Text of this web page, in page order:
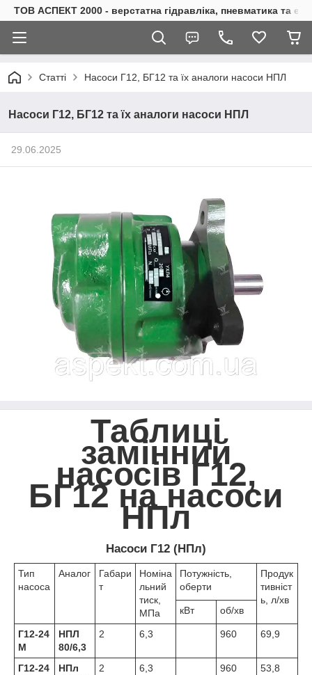
ТОВ АСПЕКТ 2000 - верстатна гідравліка, пневматика та
Статті Насоси Г12, БГ12 та їх аналоги насоси НПЛ
Насоси Г12, БГ12 та їх аналоги насоси НПЛ
29.06.2025
Таблиці
замінний
насосів Г12,
БГ12 на насоси
НПл
Насоси Г12 (НПл)
Тип
насоса
Аналог
Габари
т
Номіна
льний
тиск,
МПа
Потужність,
оберти
Продук
тивніст
ь, л/хв
кВт
об/хв
Г12-24
М
НПЛ
80/6,3
2 6,3 960 69,9
Г12-24
НПл
2 6,3 960 53,8